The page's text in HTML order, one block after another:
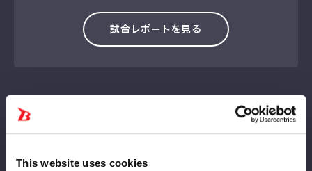
This website uses cookies
試合レポートを見る